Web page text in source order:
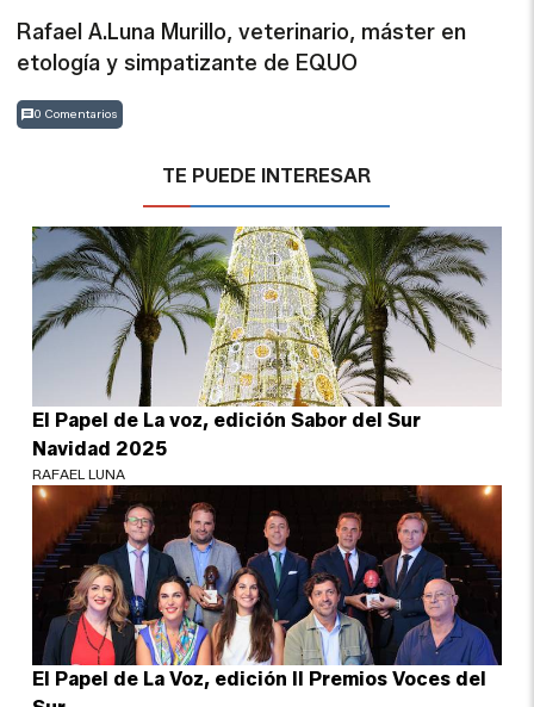
Rafael A.Luna Murillo, veterinario, máster en
etología y simpatizante de EQUO
0 Comentarios
TE PUEDE INTERESAR
El Papel de La voz, edición Sabor del Sur
Navidad 2025
RAFAEL LUNA
El Papel de La Voz, edición II Premios Voces del